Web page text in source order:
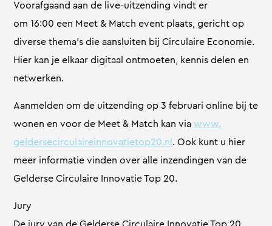
Voorafgaand aan de live-uitzending vindt er
om 16:00 een Meet & Match event plaats, gericht op
diverse thema’s die aansluiten bij Circulaire Economie.
Hier kan je elkaar digitaal ontmoeten, kennis delen en
netwerken.
Aanmelden om de uitzending op 3 februari online bij te
wonen en voor de Meet & Match kan viawww.
geldersecirculaireinnovatietop20.nl. Ook kunt u hier
meer informatie vinden over alle inzendingen van de
Gelderse Circulaire Innovatie Top 20.
Jury